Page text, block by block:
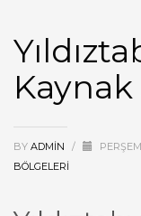
Kaynak
BY ADMIN /
BÖLGELERI